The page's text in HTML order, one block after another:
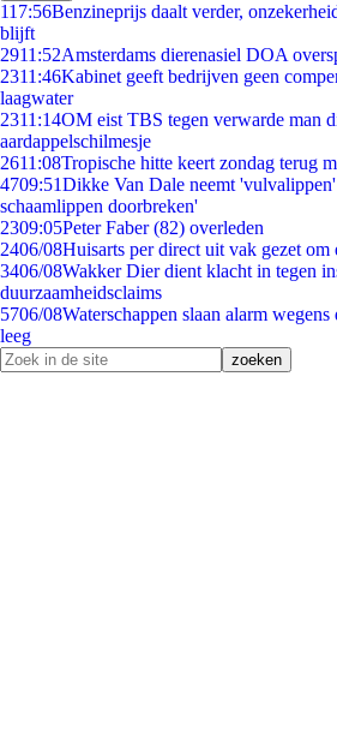
117:56Benzineprijs daalt verder,
blijft
2911:52Amsterdams dierenasiel DOA
2311:46Kabinet geeft bedrijven geen
laagwater
2311:14OM eist TBS tegen verwarde man
aardappelschilmesje
2611:08Tropische hitte keert zondag terug
4709:51Dikke Van Dale neemt
schaamlippen doorbreken'
2309:05Peter Faber (82) overleden
2406/08Huisarts per direct uit vak gezet
3406/08Wakker Dier dient klacht in tegen
duurzaamheidsclaims
5706/08Waterschappen slaan alarm
leeg